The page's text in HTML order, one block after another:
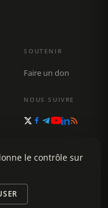
SOUTENIR
Faire un don
NOUS SUIVRE
le contrôle sur